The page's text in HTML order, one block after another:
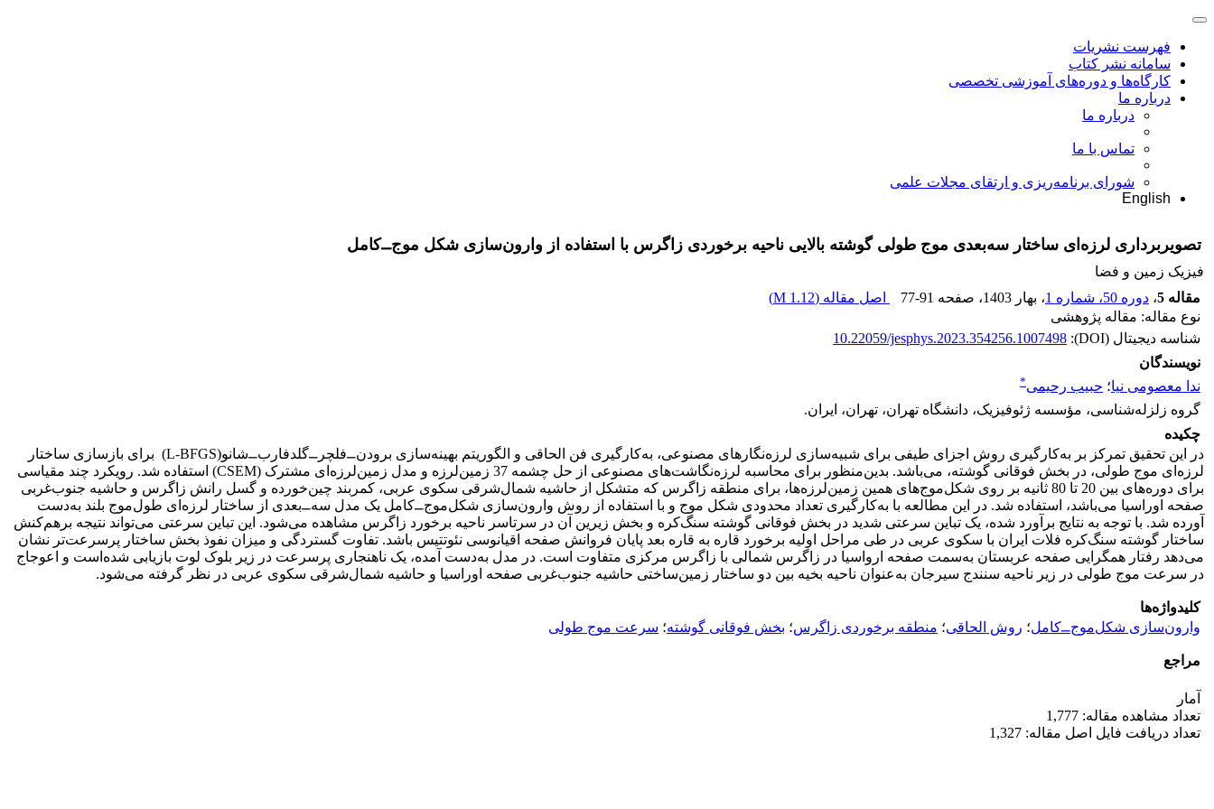
فهرست نشریات
سامانه نشر کتاب
کارگاه‌ها و دوره‌های آموزشی تخصصی
درباره ما
درباره ما
تماس با ما
شورای برنامه‌ریزی و ارتقای مجلات علمی
English
تصویربرداری لرزه‌ای ساختار سه‌بعدی موج طولی گوشته بالایی ناحیه برخوردی زاگرس با استفاده از وارون‌سازی شکل موج⎽کامل
فیزیک زمین و فضا
مقاله 5
، دوره 50، شماره 1 ، بهار 1403 ، صفحه 77-91 اصل مقاله (1.12 M
)
نوع مقاله: مقاله پژوهشی
شناسه دیجیتال (DOI):
10.22059/jesphys.2023.354256.1007498
نویسندگان
ندا معصومی نیا؛ حبیب رحیمی*
گروه زلزله‌شناسی، مؤسسه ژئوفیزیک، دانشگاه تهران، تهران، ایران.
چکیده
در این تحقیق تمرکز بر به‌کارگیری روش اجزای طیفی برای شبیه‌سازی لرزه‌نگارهای مصنوعی، به‌کارگیری فن الحاقی و الگوریتم بهینه‌سازی برودن⎽فلچر⎽گلدفارب⎽شانو(L-BFGS) برای بازسازی ساختار
لرزه‌ای موج طولی، در بخش فوقانی گوشته، می‌باشد. بدین‌منظور برای محاسبه لرزه‌نگاشت‌های مصنوعی از حل چشمه 37 زمین‌لرزه و مدل زمین‌لرزه‌ای مشترک (CSEM) استفاده شد. رویکرد چند مقیاسی
برای دوره‌های بین 20 تا 80 ثانیه بر روی شکل‌موج‌های همین زمین‌لرزه‌ها، برای منطقه زاگرس که متشکل از حاشیه شمال‌شرقی سکوی عربی، کمربند چین‌خورده و گسل رانش زاگرس و حاشیه جنوب‌غربی
صفحه اوراسیا می‌باشد، استفاده شد. در این مطالعه با به‌کارگیری تعداد محدودی شکل موج و با استفاده از روش وارون‌سازی شکل‌موج⎽کامل یک مدل سه⎽بعدی از ساختار لرزه‌ای طول‌موج بلند به‌دست
آورده شد. با توجه به نتایج برآورد شده، یک تباین سرعتی شدید در بخش فوقانی گوشته سنگ‌کره و بخش زیرین آن در سرتاسر ناحیه برخورد زاگرس مشاهده می‌شود. این تباین سرعتی می‌تواند نتیجه برهم‌کنش
ساختار گوشته سنگ‌کره فلات ایران با سکوی عربی در طی مراحل اولیه برخورد قاره به قاره بعد پایان فروانش صفحه اقیانوسی نئوتتیس باشد. تفاوت گستردگی و میزان نفوذ بخش ساختار پرسرعت‌تر نشان
می‌دهد رفتار همگرایی صفحه عربستان به‌سمت صفحه ارواسیا در زاگرس شمالی با زاگرس مرکزی متفاوت است. در مدل به‌دست آمده، یک ناهنجاری پرسرعت در زیر بلوک لوت بازیابی شده‌است و اعوجاج
در سرعت موج طولی در زیر ناحیه سنندج سیرجان به‌عنوان ناحیه بخیه بین دو ساختار زمین‌ساختی حاشیه جنوب‌غربی صفحه اوراسیا و حاشیه شمال‌شرقی سکوی عربی در نظر گرفته می‌شود.
کلیدواژه‌ها
وارون‌سازی شکل‌موج⎽کامل؛ روش الحاقی؛ منطقه برخوردی زاگرس؛ بخش فوقانی گوشته؛ سرعت موج طولی
مراجع
آمار
تعداد مشاهده مقاله: 1,777
تعداد دریافت فایل اصل مقاله: 1,327